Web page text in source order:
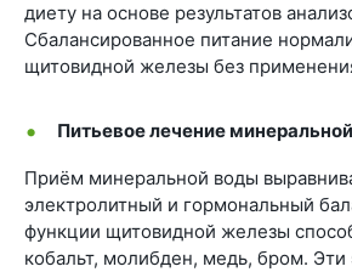
диету на основе результатов
Сбалансированное питание
щитовидной железы без
Питьевое лечение
Приём минеральной воды
электролитный и гормональный
функции щитовидной железы
кобальт, молибден, медь, бром.